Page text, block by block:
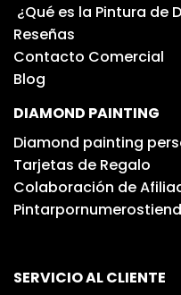
¿Qué es la Pintura de
Reseñas
Contacto Comercial
Blog
DIAMOND PAINTING
Diamond painting
Tarjetas de Regalo
Colaboración de
SERVICIO AL CLIENTE